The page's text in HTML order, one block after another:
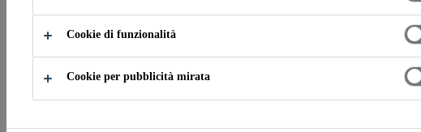
Buona adesione ad un'ampia varietà di substrati
senza utilizzo del primer
Privo di isocianati e solventi
Può essere verniciato
Cookie di funzionalità
Cookie per pubblicità mirata